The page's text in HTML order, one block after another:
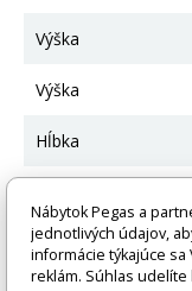
Výška
Výška
Hĺbka
Hlavná farba
Nábytok Pegas a
jednotlivých údajov,
informácie týkajúce
reklám. Súhlas